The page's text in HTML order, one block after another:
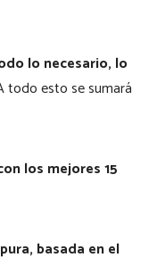
lo necesario, lo
todo esto se sumará
los mejores 15
basada en el